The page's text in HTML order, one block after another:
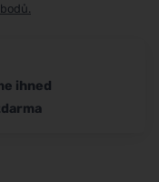
bodů.
ihned